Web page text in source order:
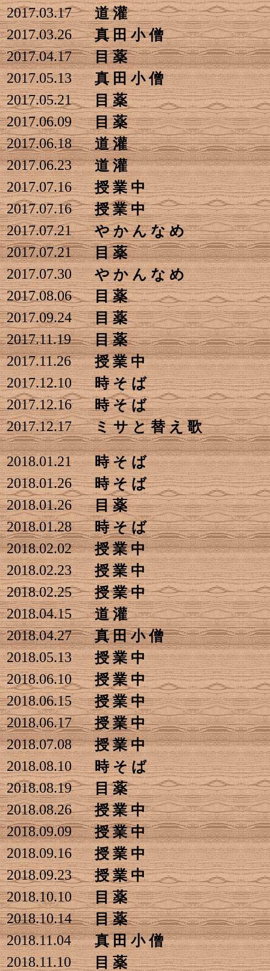
2017.03.17
道 灌
2017.03.26
真 田 小 僧
2017.04.17
目 薬
2017.05.13
真 田 小 僧
2017.05.21
目 薬
2017.06.09
目 薬
2017.06.18
道 灌
2017.06.23
道 灌
2017.07.16
授 業 中
2017.07.16
授 業 中
2017.07.21
や か ん な め
2017.07.21
目 薬
2017.07.30
や か ん な め
2017.08.06
目 薬
2017.09.24
目 薬
2017.11.19
目 薬
2017.11.26
授 業 中
2017.12.10
時 そ ば
2017.12.16
時 そ ば
2017.12.17
ミ サ と 替 え 歌
2018.01.21
時 そ ば
2018.01.26
時 そ ば
2018.01.26
目 薬
2018.01.28
時 そ ば
2018.02.02
授 業 中
2018.02.23
授 業 中
2018.02.25
授 業 中
2018.04.15
道 灌
2018.04.27
真 田 小 僧
2018.05.13
授 業 中
2018.06.10
授 業 中
2018.06.15
授 業 中
2018.06.17
授 業 中
2018.07.08
授 業 中
2018.08.10
時 そ ば
2018.08.19
目 薬
2018.08.26
授 業 中
2018.09.09
授 業 中
2018.09.16
授 業 中
2018.09.23
授 業 中
2018.10.10
目 薬
2018.10.14
目 薬
2018.11.04
真 田 小 僧
2018.11.10
目 薬